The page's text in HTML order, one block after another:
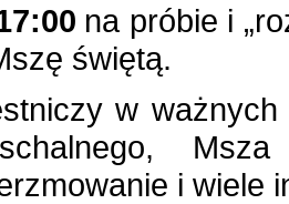
na próbie i
świętą.
w
i wiele